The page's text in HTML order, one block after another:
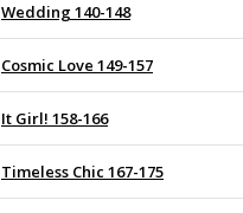
Wedding 140-148
Cosmic Love 149-157
It Girl! 158-166
Timeless Chic 167-175